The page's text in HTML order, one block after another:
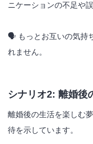
ニケーションの不足や
🗣️ もっとお互いの気持
れません。
シナリオ2: 離婚後
離婚後の生活を楽しむ
待を示しています。